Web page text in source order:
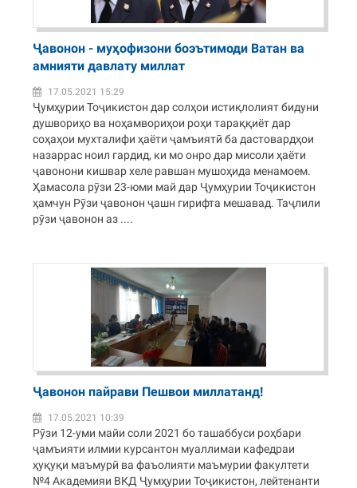
Ҷавонон - муҳофизони боэътимоди Ватан ва
амнияти давлату миллат
17.05.2021 15:29
Ҷумҳурии Тоҷикистон дар солҳои истиқлолият бидуни
душвориҳо ва ноҳамвориҳои роҳи тараққиёт дар
соҳаҳои мухталифи ҳаёти ҷамъиятӣ ба дастовардҳои
назаррас ноил гардид, ки мо онро дар мисоли ҳаёти
ҷавонони кишвар хеле равшан мушоҳида менамоем.
Ҳамасола рӯзи 23-юми май дар Ҷумҳурии Тоҷикистон
ҳамчун Рӯзи ҷавонон ҷашн гирифта мешавад. Таҷлили
рӯзи ҷавонон аз ....
Ҷавонон пайрави Пешвои миллатанд!
17.05.2021 10:39
Рӯзи 12-уми майи соли 2021 бо ташаббуси роҳбари
ҷамъияти илмии курсантон муаллимаи кафедраи
ҳуқуқи маъмурӣ ва фаъолияти маъмурии факултети
№4 Академияи ВКД Ҷумҳурии Тоҷикистон, лейтенанти